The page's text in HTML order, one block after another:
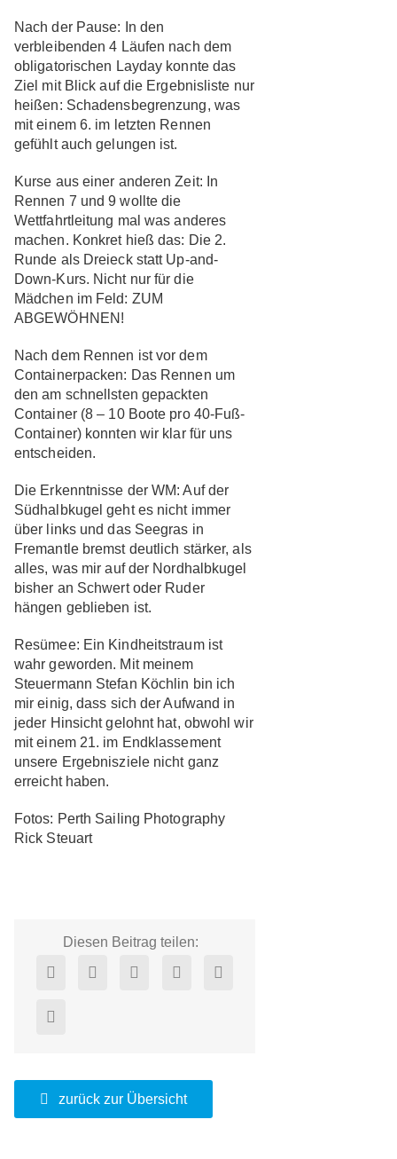
Nach der Pause: In den
verbleibenden 4 Läufen nach dem
obligatorischen Layday konnte das
Ziel mit Blick auf die Ergebnisliste nur
heißen: Schadensbegrenzung, was
mit einem 6. im letzten Rennen
gefühlt auch gelungen ist.
Kurse aus einer anderen Zeit: In
Rennen 7 und 9 wollte die
Wettfahrtleitung mal was anderes
machen. Konkret hieß das: Die 2.
Runde als Dreieck statt Up-and-
Down-Kurs. Nicht nur für die
Mädchen im Feld: ZUM
ABGEWÖHNEN!
Nach dem Rennen ist vor dem
Containerpacken: Das Rennen um
den am schnellsten gepackten
Container (8 – 10 Boote pro 40-Fuß-
Container) konnten wir klar für uns
entscheiden.
Die Erkenntnisse der WM: Auf der
Südhalbkugel geht es nicht immer
über links und das Seegras in
Fremantle bremst deutlich stärker, als
alles, was mir auf der Nordhalbkugel
bisher an Schwert oder Ruder
hängen geblieben ist.
Resümee: Ein Kindheitstraum ist
wahr geworden. Mit meinem
Steuermann Stefan Köchlin bin ich
mir einig, dass sich der Aufwand in
jeder Hinsicht gelohnt hat, obwohl wir
mit einem 21. im Endklassement
unsere Ergebnisziele nicht ganz
erreicht haben.
Fotos: Perth Sailing Photography
Rick Steuart
Diesen Beitrag teilen:
zurück zur Übersicht